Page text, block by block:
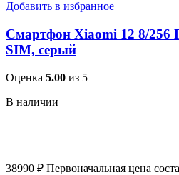
Добавить в избранное
Смартфон Xiaomi 12 8/256
SIM, серый
Оценка 5.00 из 5
В наличии
38990₽ Первоначальная цена